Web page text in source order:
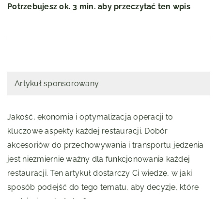
Potrzebujesz ok. 3 min. aby przeczytać ten wpis
Artykuł sponsorowany
Jakość, ekonomia i optymalizacja operacji to
kluczowe aspekty każdej restauracji. Dobór
akcesoriów do przechowywania i transportu jedzenia
jest niezmiernie ważny dla funkcjonowania każdej
restauracji. Ten artykuł dostarczy Ci wiedzę, w jaki
sposób podejść do tego tematu, aby decyzje, które